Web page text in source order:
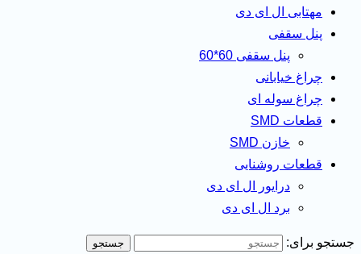
مهتابی ال ای دی
پنل سقفی
پنل سقفی 60*60
چراغ خیابانی
چراغ سوله ای
قطعات SMD
خازن SMD
قطعات روشنایی
درایور ال ای دی
برد ال ای دی
جستجو برای: جستجو